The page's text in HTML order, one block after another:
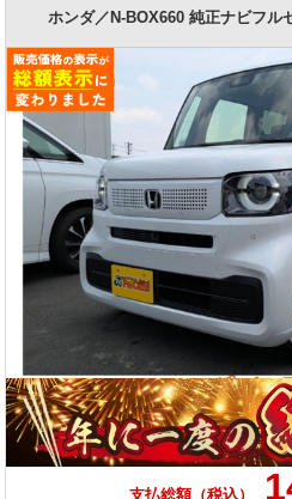
ホンダ／N-BOX660 純正ナビフ
支払総額（税込）